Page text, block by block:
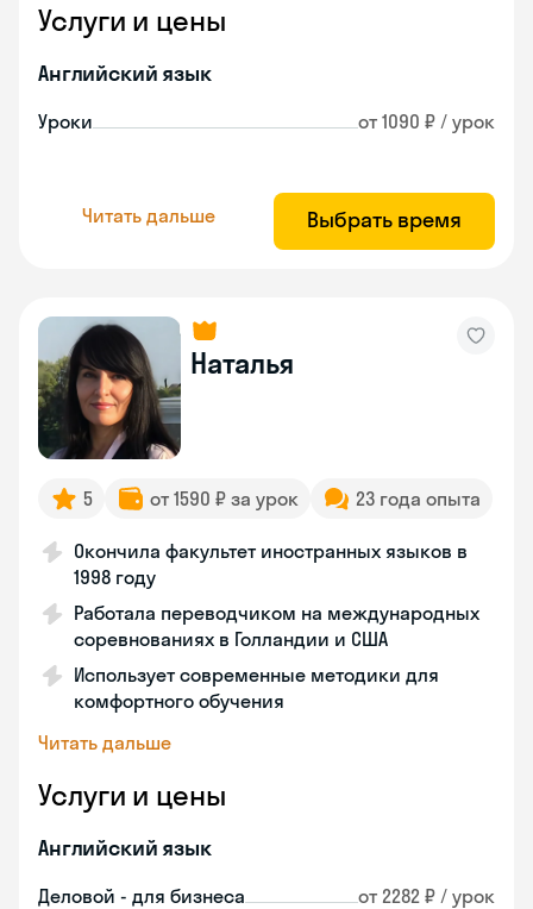
Услуги и цены
Английский язык
Уроки от 1090 ₽ / урок
Читать дальше Выбрать время
Наталья
5 от 1590 ₽ за урок 23 года опыта
Окончила факультет иностранных языков в
1998 году
Работала переводчиком на международных
соревнованиях в Голландии и США
Использует современные методики для
комфортного обучения
Читать дальше
Услуги и цены
Английский язык
Деловой - для бизнеса от 2282 ₽ / урок